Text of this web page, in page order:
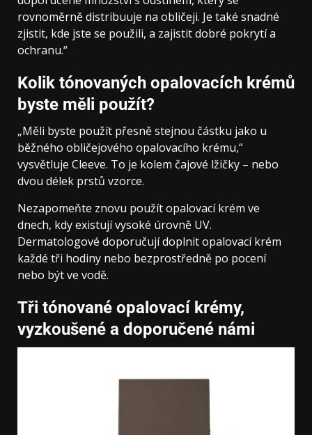
rovnoměrně distribuuje na obličeji. Je také snadné
zjistit, kde jste se použili, a zajistit dobré pokrytí a
ochranu.“
Kolik tónovaných opalovacích krémů
byste měli použít?
„Měli byste použít přesně stejnou částku jako u
běžného obličejového opalovacího krému,“
vysvětluje Cleeve. To je kolem čajové lžičky – nebo
dvou délek prstů vzorce.
Nezapomeňte znovu použít opalovací krém ve
dnech, kdy existují vysoké úrovně UV.
Dermatologové doporučují doplnit opalovací krém
každé tři hodiny nebo bezprostředně po pocení
nebo být ve vodě.
Tři tónované opalovací krémy,
vyzkoušené a doporučené námi